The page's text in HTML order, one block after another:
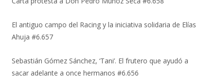
El antiguo campo del Racing y la iniciativa solidaria de Elías
Ahuja #6.657
Sebastián Gómez Sánchez, ‘Tani’. El frutero que ayudó a
sacar adelante a once hermanos #6.656